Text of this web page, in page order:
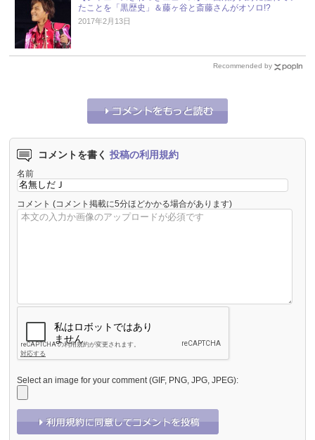
たことを「黒歴史」＆藤ヶ谷と斎藤さんがオソロ!?
2017年2月13日
Recommended by
コメントを書く 投稿の利用規約
名前
コメント (コメント掲載に5分ほどかかる場合があります)
Select an image for your comment (GIF, PNG, JPG, JPEG):